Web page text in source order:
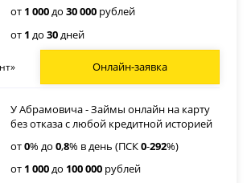
от 1 000до30 000 рублей
от 1 до30дней
Онлайн-заявка
У Абрамовича - Займы онлайн на карту
без отказа с любой кредитной историей
от0% до0,8% в день (ПСК0-292%)
от 1 000до 100 000 рублей